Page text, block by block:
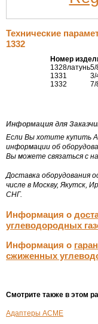
Технические
1332
Номер
1328латунь5/
1331
3/
1332
7/
Информация для
Если Вы хотите купить
информации об
Вы можете связаться с
Доставка оборудования
числе в Москву, Якутск,
СНГ.
Информация о
углеводородных
Информация о
сжиженных
Смотрите также в этом
Адаптеры ACME